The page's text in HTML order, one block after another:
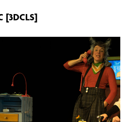
[3DCLS]